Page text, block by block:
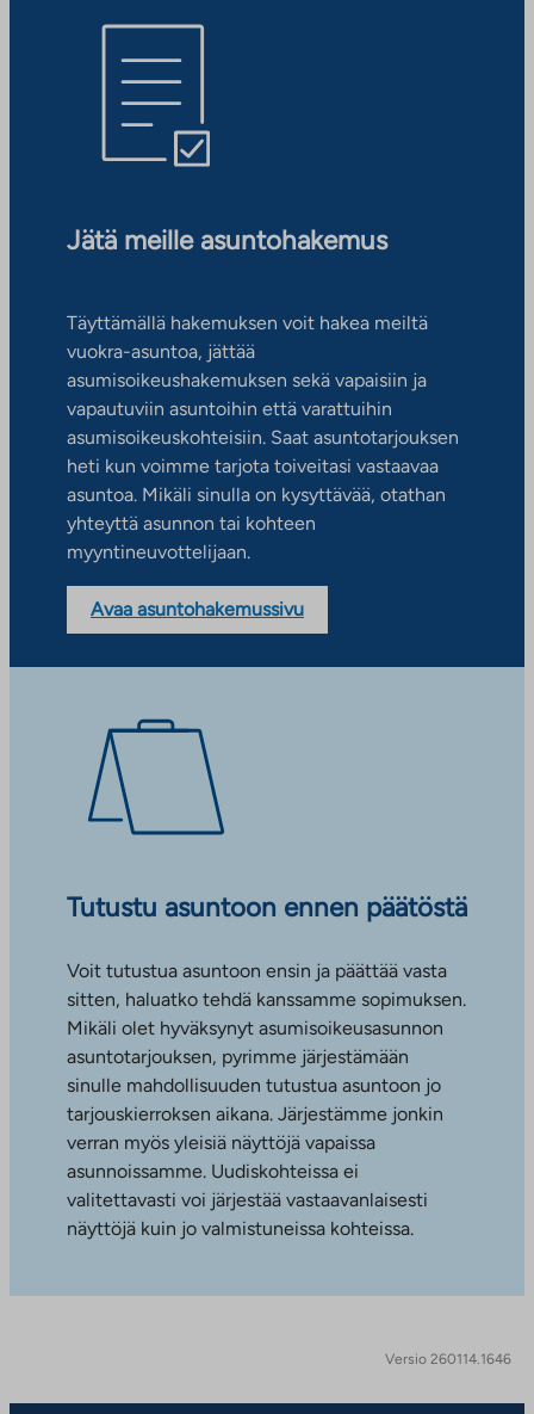
Jätä meille asuntohakemus
Täyttämällä hakemuksen voit hakea meiltä
vuokra-asuntoa, jättää
asumisoikeushakemuksen sekä vapaisiin ja
vapautuviin asuntoihin että varattuihin
asumisoikeuskohteisiin. Saat asuntotarjouksen
heti kun voimme tarjota toiveitasi vastaavaa
asuntoa. Mikäli sinulla on kysyttävää, otathan
yhteyttä asunnon tai kohteen
myyntineuvottelijaan.
Avaa asuntohakemussivu
Tutustu asuntoon ennen päätöstä
Voit tutustua asuntoon ensin ja päättää vasta
sitten, haluatko tehdä kanssamme sopimuksen.
Mikäli olet hyväksynyt asumisoikeusasunnon
asuntotarjouksen, pyrimme järjestämään
sinulle mahdollisuuden tutustua asuntoon jo
tarjouskierroksen aikana. Järjestämme jonkin
verran myös yleisiä näyttöjä vapaissa
asunnoissamme. Uudiskohteissa ei
valitettavasti voi järjestää vastaavanlaisesti
näyttöjä kuin jo valmistuneissa kohteissa.
Versio 260114.1646